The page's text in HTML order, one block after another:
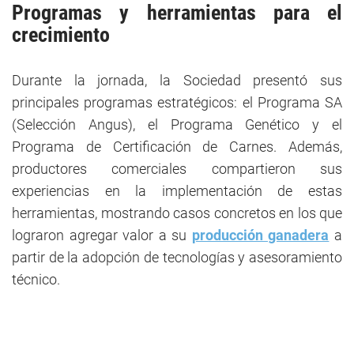
Programas y herramientas para el
crecimiento
Durante la jornada, la Sociedad presentó sus
principales programas estratégicos: el Programa SA
(Selección Angus), el Programa Genético y el
Programa de Certificación de Carnes. Además,
productores comerciales compartieron sus
experiencias en la implementación de estas
herramientas, mostrando casos concretos en los que
lograron agregar valor a su producción ganadera a
partir de la adopción de tecnologías y asesoramiento
técnico.